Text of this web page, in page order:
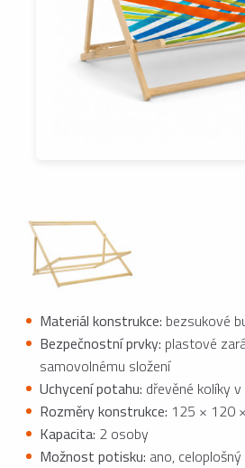
Materiál konstrukce: bezsukové
Bezpečnostní prvky: plastové
samovolnému složení
Uchycení potahu: dřevěné kolíky
Rozměry konstrukce: 125 × 120
Kapacita: 2 osoby
Možnost potisku: ano,